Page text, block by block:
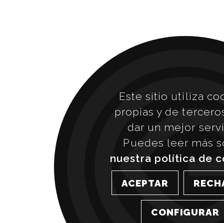
Este sitio utiliza
propias y de
dar un mejor
Puedes leer más
nuestra política de